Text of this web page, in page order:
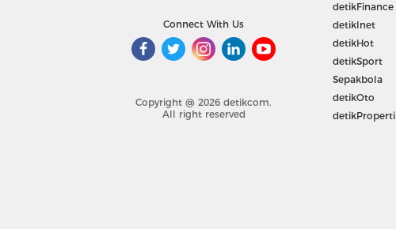
Connect With Us
Copyright @ 2026 detikcom.
All right reserved
detikFinance
detikInet
detikHot
detikSport
Sepakbola
detikOto
detikProperti